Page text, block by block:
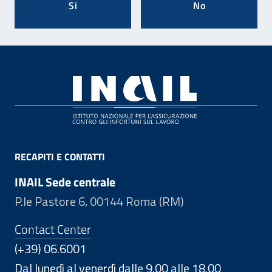
Si No
RECAPITI E CONTATTI
INAIL Sede centrale
P.le Pastore 6, 00144 Roma (RM)
Contact Center
(+39) 06.6001